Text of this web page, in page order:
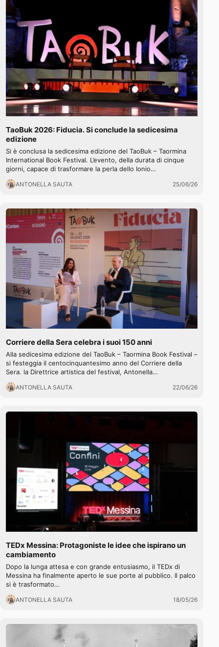
TaoBuk 2026: Fiducia. Si conclude la sedicesima
edizione
Si è conclusa la sedicesima edizione del TaoBuk – Taormina
International Book Festival. L’evento, della durata di cinque
giorni, capace di trasformare la perla dello Ionio…
ANTONELLA SAUTA 25/06/26
Corriere della Sera celebra i suoi 150 anni
Alla sedicesima edizione del TaoBuk – Taormina Book Festival –
si festeggia il centocinquantesimo anno del Corriere della
Sera. la Direttrice artistica del festival, Antonella…
ANTONELLA SAUTA 22/06/26
TEDx Messina: Protagoniste le idee che ispirano un
cambiamento
Dopo la lunga attesa e con grande entusiasmo, il TEDx di
Messina ha finalmente aperto le sue porte al pubblico. Il palco
si è trasformato…
ANTONELLA SAUTA 18/05/26